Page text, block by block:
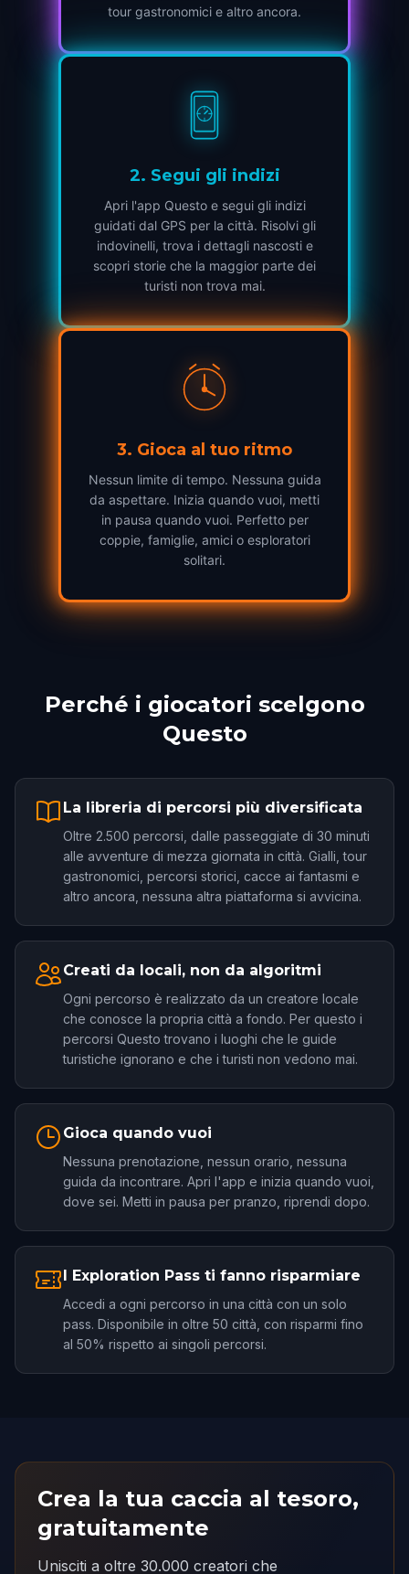
tour gastronomici e altro ancora.
2. Segui gli indizi
Apri l'app Questo e segui gli indizi
guidati dal GPS per la città. Risolvi gli
indovinelli, trova i dettagli nascosti e
scopri storie che la maggior parte dei
turisti non trova mai.
3. Gioca al tuo ritmo
Nessun limite di tempo. Nessuna guida
da aspettare. Inizia quando vuoi, metti
in pausa quando vuoi. Perfetto per
coppie, famiglie, amici o esploratori
solitari.
Perché i giocatori scelgono
Questo
La libreria di percorsi più diversificata
Oltre 2.500 percorsi, dalle passeggiate di 30 minuti
alle avventure di mezza giornata in città. Gialli, tour
gastronomici, percorsi storici, cacce ai fantasmi e
altro ancora, nessuna altra piattaforma si avvicina.
Creati da locali, non da algoritmi
Ogni percorso è realizzato da un creatore locale
che conosce la propria città a fondo. Per questo i
percorsi Questo trovano i luoghi che le guide
turistiche ignorano e che i turisti non vedono mai.
Gioca quando vuoi
Nessuna prenotazione, nessun orario, nessuna
guida da incontrare. Apri l'app e inizia quando vuoi,
dove sei. Metti in pausa per pranzo, riprendi dopo.
I Exploration Pass ti fanno risparmiare
Accedi a ogni percorso in una città con un solo
pass. Disponibile in oltre 50 città, con risparmi fino
al 50% rispetto ai singoli percorsi.
Crea la tua caccia al tesoro,
gratuitamente
Unisciti a oltre 30.000 creatori che